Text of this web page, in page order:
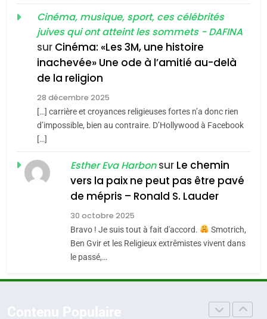
Tout sur la Nostalgie
SOUVENIRS
l’alliance pourrait
s’étendre à 13 pays
d’Amérique latine
ISRAÉL JUDAISME
2025, l’année la plus
meurtrière selon le
rapport d’ADL contre
l’antisémitisme
FRANCE ISRAÉL
FIÈRE, DIGNE ET RÉSILIENTE :
POURQUOI JE REVENDIQUE
CE QUI NOUS MANQUE –
Cinéma, musique, sport, ces célébrités
juives qui ont atteint les sommets - DAFINA
sur Cinéma: «Les 3M, une histoire
inachevée» Une ode à l’amitié au-delà
de la religion
28 décembre 2025
[…] carrière et croyances religieuses fortes n’a donc rien
d’impossible, bien au contraire. D’Hollywood à Facebook
[…]
Esther Eva Harbonsur Le chemin
vers la paix ne peut pas être pavé
de mépris – Ronald S. Lauder
30 octobre 2025
Bravo ! Je suis tout à fait d'accord.
Smotrich,
Ben Gvir et les Religieux extrêmistes vivent dans
le passé,…
Zrihen-Dvir
CE QUI NOUS MANQUE –
Jacques Hadida
JUDAISME
Maroc : Les amandes de
Azilal consacrés produits
du terroir
DAFINA MAROC
Oeil ravageur – Vanessa De
Loya Stauber
CINEMA ISRAÉL
«Tu dis génocide, je dis
guerre»: La nouvelle